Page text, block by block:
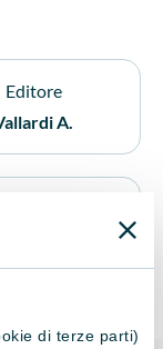
di terze parti)
stesso gioco di
e nei
a usare curiosità
per osservare il
la voglia di Les
ecco un libro
un'esperienza
Editore
A.